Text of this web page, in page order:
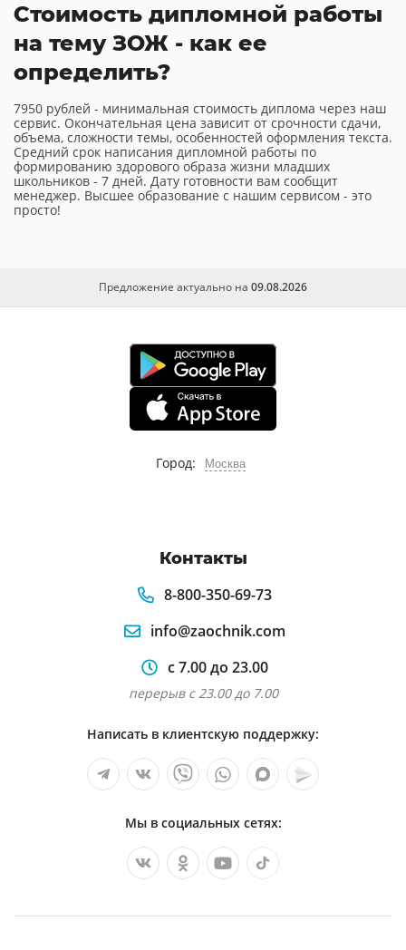
Стоимость дипломной работы
на тему ЗОЖ - как ее
определить?
7950 рублей - минимальная стоимость диплома через наш
сервис. Окончательная цена зависит от срочности сдачи,
объема, сложности темы, особенностей оформления текста.
Средний срок написания дипломной работы по
формированию здорового образа жизни младших
школьников - 7 дней. Дату готовности вам сообщит
менеджер. Высшее образование с нашим сервисом - это
просто!
Предложение актуально на 09.08.2026
Город: Москва
Контакты
8-800-350-69-73
info@zaochnik.com
с 7.00 до 23.00
перерыв с 23.00 до 7.00
Написать в клиентскую поддержку:
Мы в социальных сетях: